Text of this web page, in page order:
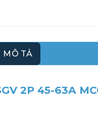
MÔ TẢ
2P 45-63A